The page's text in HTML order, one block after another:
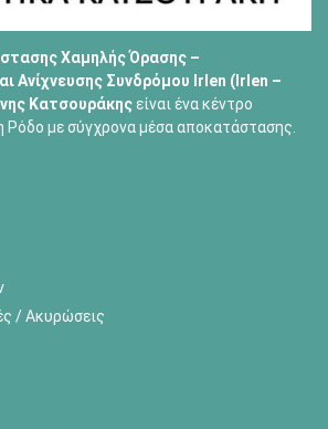
Χαμηλής Όρασης –
Ανίχνευσης Συνδρόμου Irlen (Irlen –
Κατσουράκηςείναι ένα κέντρο
Ρόδο με σύγχρονα μέσα αποκατάστασης.
/ Ακυρώσεις